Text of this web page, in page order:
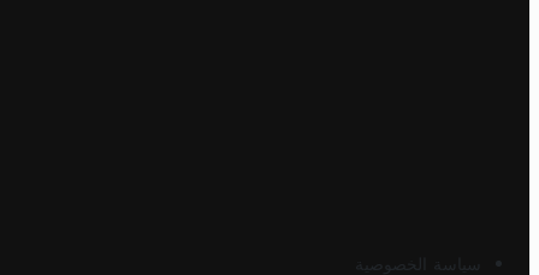
سياسة الخصوصية